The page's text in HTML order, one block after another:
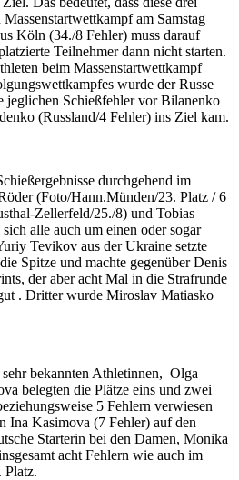
am Samstag
Köln (34./8 Fehler) muss darauf
Teilnehmer dann nicht starten.
beim Massenstartwettkampf
wurde der Russe
jeglichen Schießfehler vor Bilanenko
(Russland/4 Fehler) ins Ziel kam.
durchgehend im
(Foto/Hann.Münden/23. Platz / 6
Zellerfeld/25./8) und Tobias
alle auch um einen oder sogar
Tevikov aus der Ukraine setzte
Spitze und machte gegenüber Denis
der aber acht Mal in die Strafrunde
. Dritter wurde Miroslav Matiasko
bekannten Athletinnen, Olga
belegten die Plätze eins und zwei
5 Fehlern verwiesen
Ina Kasimova (7 Fehler) auf den
Starterin bei den Damen, Monika
acht Fehlern wie auch im
Platz.